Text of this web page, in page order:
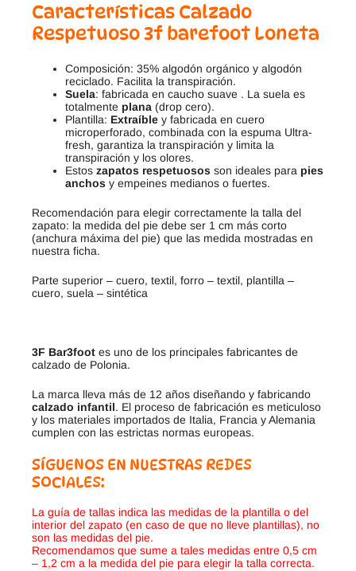
Características Calzado
Respetuoso 3f barefoot Loneta
Composición: 35% algodón orgánico y algodón
reciclado. Facilita la transpiración.
Suela: fabricada en caucho suave . La suela es
totalmente plana (drop cero).
Plantilla: Extraíble y fabricada en cuero
microperforado, combinada con la espuma Ultra-
fresh, garantiza la transpiración y limita la
transpiración y los olores.
Estos zapatos respetuosos son ideales para pies
anchos y empeines medianos o fuertes.
Recomendación para elegir correctamente la talla del
zapato: la medida del pie debe ser 1 cm más corto
(anchura máxima del pie) que las medida mostradas en
nuestra ficha.
Parte superior – cuero, textil, forro – textil, plantilla –
cuero, suela – sintética
3F Bar3foot es uno de los principales fabricantes de
calzado de Polonia.
La marca lleva más de 12 años diseñando y fabricando
calzado infantil. El proceso de fabricación es meticuloso
y los materiales importados de Italia, Francia y Alemania
cumplen con las estrictas normas europeas.
SÍGUENOS EN NUESTRAS REDES
SOCIALES:
La guía de tallas indica las medidas de la plantilla o del
interior del zapato (en caso de que no lleve plantillas), no
son las medidas del pie.
Recomendamos que sume a tales medidas entre 0,5 cm
– 1,2 cm a la medida del pie para elegir la talla correcta.